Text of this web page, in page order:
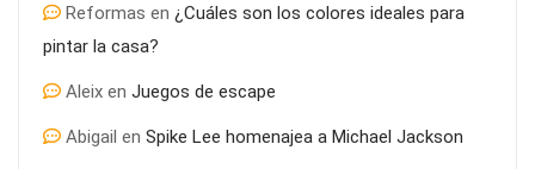
Reformas en ¿Cuáles son los colores ideales para
pintar la casa?
Aleix en Juegos de escape
Abigail en Spike Lee homenajea a Michael Jackson